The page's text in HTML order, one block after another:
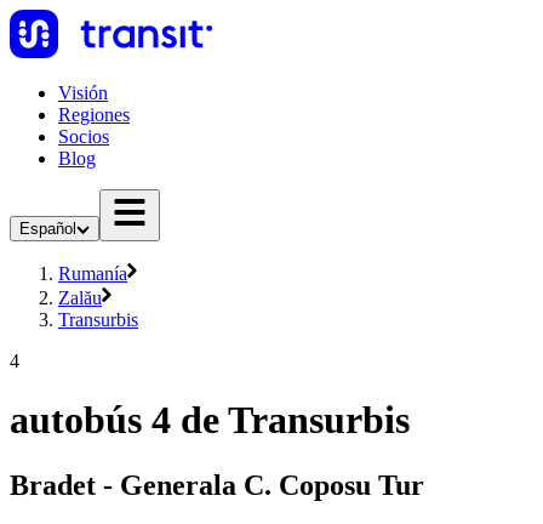
Visión
Regiones
Socios
Blog
Español
Rumanía
Zalău
Transurbis
4
autobús 4 de Transurbis
Bradet - Generala C. Coposu Tur